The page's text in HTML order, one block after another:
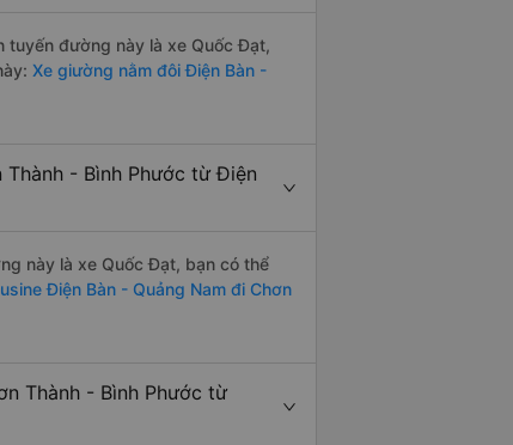
tuyến đường này là xe Quốc Đạt,
Xe giường nằm đôi Điện Bàn -
- Bình Phước từ Điện
này là xe Quốc Đạt, bạn có thể
Điện Bàn - Quảng Nam đi Chơn
Thành - Bình Phước từ